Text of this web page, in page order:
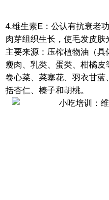
4.维生素E：公认有抗衰老
肉芽组织生长，使毛发皮
主要来源：压榨植物油（具
瘦肉、乳类、蛋类、柑橘皮
卷心菜、菜塞花、羽衣甘
括杏仁、榛子和胡桃。